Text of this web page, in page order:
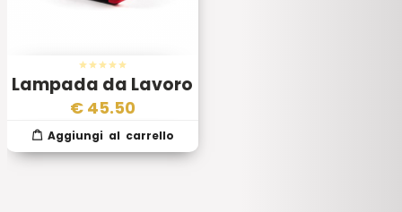
Lampada da Lavoro
Nebo Omni 2K
€ 45.50